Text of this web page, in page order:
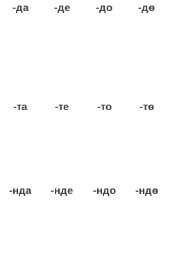
-да -де -до -дө
-та -те -то -тө
-нда -нде -ндо -ндө